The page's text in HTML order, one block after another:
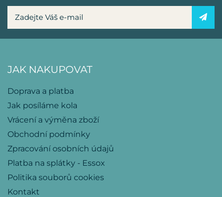
JAK NAKUPOVAT
Doprava a platba
Jak posíláme kola
Vrácení a výměna zboží
Obchodní podmínky
Zpracování osobních údajů
Platba na splátky - Essox
Politika souborů cookies
Kontakt